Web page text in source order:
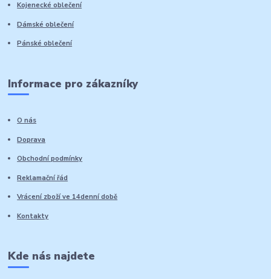
Kojenecké oblečení
Dámské oblečení
Pánské oblečení
Informace pro zákazníky
O nás
Doprava
Obchodní podmínky
Reklamační řád
Vrácení zboží ve 14denní době
Kontakty
Kde nás najdete